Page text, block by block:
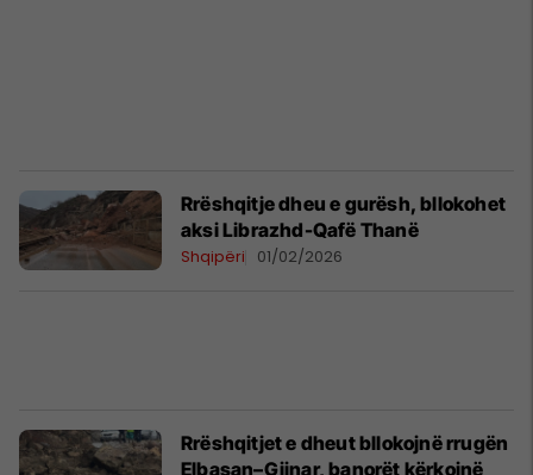
Rrëshqitje dheu e gurësh, bllokohet
aksi Librazhd-Qafë Thanë
Shqipëri 01/02/2026
Rrëshqitjet e dheut bllokojnë rrugën
Elbasan–Gjinar, banorët kërkojnë